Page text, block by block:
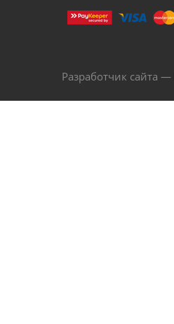
Разработчик сайта —